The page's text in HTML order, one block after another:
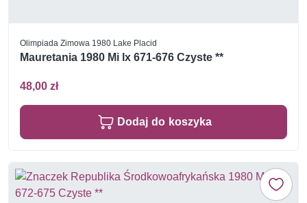
Olimpiada Zimowa 1980 Lake Placid
Mauretania 1980 Mi lx 671-676 Czyste **
48,00 zł
Dodaj do koszyka